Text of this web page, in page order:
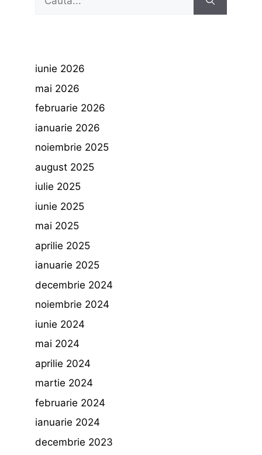
iunie 2026
mai 2026
februarie 2026
ianuarie 2026
noiembrie 2025
august 2025
iulie 2025
iunie 2025
mai 2025
aprilie 2025
ianuarie 2025
decembrie 2024
noiembrie 2024
iunie 2024
mai 2024
aprilie 2024
martie 2024
februarie 2024
ianuarie 2024
decembrie 2023